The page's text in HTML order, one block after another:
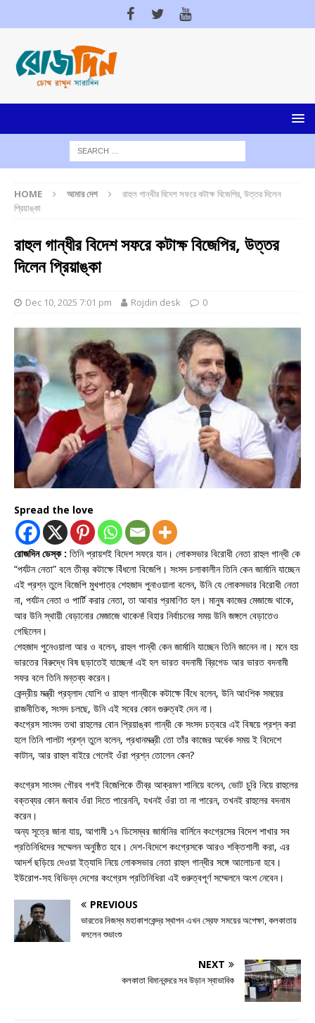
HOME আমার দেশ
রাহুল গান্ধীর বিদেশ সফরে কটাক্ষ বিজেপির, উত্তর দিলেন
প্রিয়াঙ্কা
রাহুল গান্ধীর বিদেশ সফরে কটাক্ষ বিজেপির, উত্তর
দিলেন প্রিয়াঙ্কা
Dec 10, 2025 7:01 pm Rojdin desk 0
Spread the love
রোজদিন ডেস্ক : তিনি প্রায়শই বিদেশ সফরে যান। লোকসভার বিরোধী নেতা রাহুল গান্ধী কে
“পর্যটন নেতা” বলে তীব্র কটাক্ষে বিঁধলো বিজেপি। সংসদ চলাকালীন তিনি কেন জার্মানি যাচ্ছেন
এই প্রশ্ন তুলে বিজেপি মুখপাত্র শেহজাদ পুনাওয়ালা বলেন, উনি যে লোকসভার বিরোধী নেতা
না, পর্যটন নেতা ও পার্টি করার নেতা, তা আবার প্রমাণিত হল। মানুষ কাজের মেজাজে থাকে,
আর উনি স্থায়ী বেড়ানোর মেজাজে থাকেন! বিহার নির্বাচনের সময় উনি জঙ্গলে বেড়াতেও
গেছিলেন।
শেহজাদ পুনেওয়ালা আর ও বলেন, রাহুল গান্ধী কেন জার্মানি যাচ্ছেন তিনি জানেন না। মনে হয়
ভারতের বিরুদ্ধে বিষ ছড়াতেই যাচ্ছেন! এই হল ভারত বদনামী ব্রিগেড আর ভারত বদনামী
সফর বলে তিনি মন্তব্য করেন।
কেন্দ্রীয় মন্ত্রী প্রহ্লাদ যোশি ও রাহুল গান্ধীকে কটাক্ষে বিঁধে বলেন, উনি আংশিক সময়ের
রাজনীতিক, সংসদ চলছে, উনি এই সবের কোন গুরুত্বই দেন না।
কংগ্রেস সাংসদ তথা রাহুলের বোন প্রিয়াঙ্কা গান্ধী কে সংসদ চত্বরে এই বিষয়ে প্রশ্ন করা
হলে তিনি পালটা প্রশ্ন তুলে বলেন, প্রধানমন্ত্রী তো তাঁর কাজের অর্ধেক সময় ই বিদেশে
কাটান, আর রাহুল বাইরে গেলেই ওঁরা প্রশ্ন তোলেন কেন?
কংগ্রেস সাংসদ গৌরব গগই বিজেপিকে তীব্র আক্রমণ শানিয়ে বলেন, ভোট চুরি নিয়ে রাহুলের
বক্তব্যর কোন জবাব ওঁরা দিতে পারেননি, যখনই ওঁরা তা না পারেন, তখনই রাহুলের বদনাম
করেন।
অন্য সূত্রে জানা যায়, আগামী ১৭ ডিসেম্বর জার্মানির বার্লিনে কংগ্রেসের বিদেশ শাখার সব
প্রতিনিধিদের সম্মেলন অনুষ্ঠিত হবে। দেশ-বিদেশে কংগ্রেসকে আরও শক্তিশালী করা, এর
আদর্শ ছড়িয়ে দেওয়া ইত্যাদি নিয়ে লোকসভার নেতা রাহুল গান্ধীর সঙ্গে আলোচনা হবে।
ইউরোপ-সহ বিভিন্ন দেশের কংগ্রেস প্রতিনিধিরা এই গুরুত্বপূর্ণ সম্মেলনে অংশ নেবেন।
PREVIOUS
ভারতের নিজস্ব মহাকাশকেন্দ্র স্থাপন এখন স্রেফ সময়ের অপেক্ষা, কলকাতায়
বললেন শুভাংশু
NEXT
কলকাতা বিমানবন্দরে সব উড়ান স্বাভাবিক